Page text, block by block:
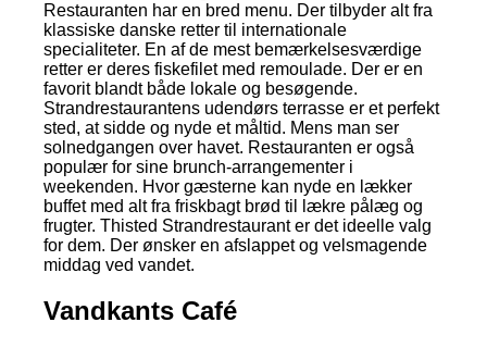
Restauranten har en bred menu. Der tilbyder alt fra
klassiske danske retter til internationale
specialiteter. En af de mest bemærkelsesværdige
retter er deres fiskefilet med remoulade. Der er en
favorit blandt både lokale og besøgende.
Strandrestaurantens udendørs terrasse er et perfekt
sted, at sidde og nyde et måltid. Mens man ser
solnedgangen over havet. Restauranten er også
populær for sine brunch-arrangementer i
weekenden. Hvor gæsterne kan nyde en lækker
buffet med alt fra friskbagt brød til lækre pålæg og
frugter. Thisted Strandrestaurant er det ideelle valg
for dem. Der ønsker en afslappet og velsmagende
middag ved vandet.
Vandkants Café